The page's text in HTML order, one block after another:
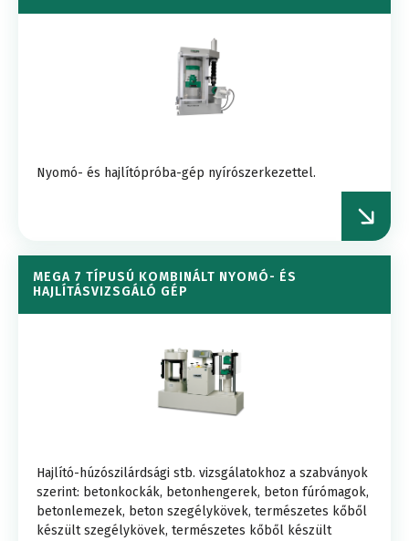
Nyomó- és hajlítópróba-gép nyírószerkezettel.
MEGA 7 TÍPUSÚ KOMBINÁLT NYOMÓ- ÉS
HAJLÍTÁSVIZSGÁLÓ GÉP
Hajlító-húzószilárdsági stb. vizsgálatokhoz a szabványok
szerint: betonkockák, betonhengerek, beton fúrómagok,
betonlemezek, beton szegélykövek, természetes kőből
készült szegélykövek, természetes kőből készült